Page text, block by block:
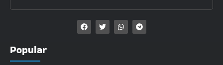
Popular